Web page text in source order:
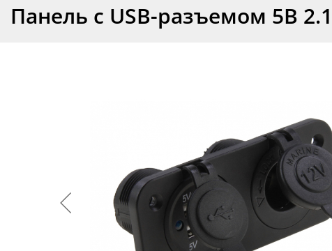
Панель с USB-разъемом 5В